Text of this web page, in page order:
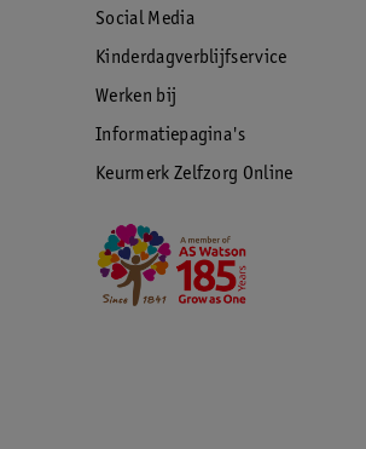
Social Media
Kinderdagverblijfservice
Werken bij
Informatiepagina's
Keurmerk Zelfzorg Online